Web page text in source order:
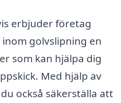
erbjuder företag
golvslipning en
som kan hjälpa dig
Med hjälp av
också säkerställa att